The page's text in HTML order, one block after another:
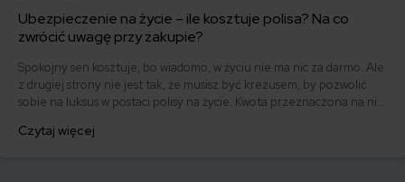
Ubezpieczenie na życie – ile kosztuje polisa? Na co
zwrócić uwagę przy zakupie?
Spokojny sen kosztuje, bo wiadomo, w życiu nie ma nic za darmo. Ale
z drugiej strony nie jest tak, że musisz być krezusem, by pozwolić
sobie na luksus w postaci polisy na życie. Kwota przeznaczona na nią
bezpieczeństwa, jakie zyskujesz.
Czytaj więcej